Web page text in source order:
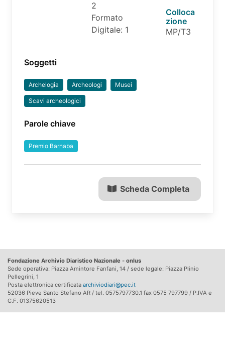
2
Formato
Digitale: 1
Colloca
zione
MP/T3
Soggetti
Archelogia Archeologi Musei
Scavi archeologici
Parole chiave
Premio Barnaba
Scheda Completa
Fondazione Archivio Diaristico Nazionale - onlus
Sede operativa: Piazza Amintore Fanfani, 14 / sede legale: Piazza Plinio
Pellegrini, 1
Posta elettronica certificata archiviodiari@pec.it
52036 Pieve Santo Stefano AR / tel. 0575797730.1 fax 0575 797799 / P.IVA e
C.F. 01375620513